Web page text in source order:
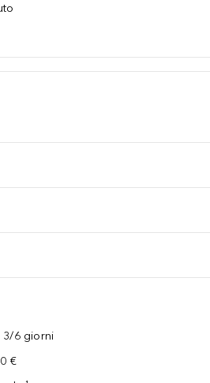
nelle nostre
3/6 giorni
€